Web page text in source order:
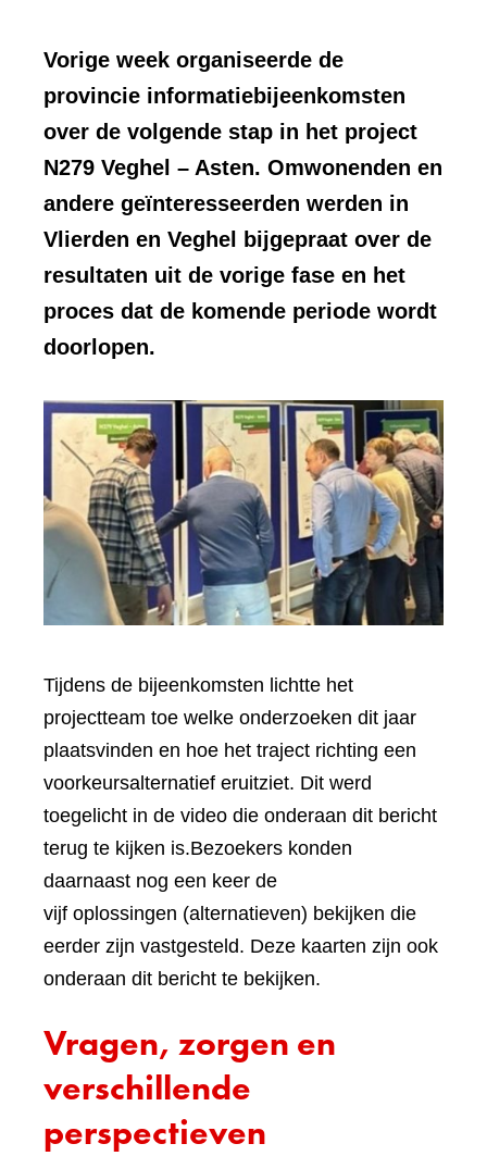
Vorige week organiseerde de
provincie informatiebijeenkomsten
over de volgende stap in het project
N279 Veghel – Asten. Omwonenden en
andere geïnteresseerden werden in
Vlierden en Veghel bijgepraat over de
resultaten uit de vorige fase en het
proces dat de komende periode wordt
doorlopen.
Tijdens de bijeenkomsten lichtte het
projectteam toe welke onderzoeken dit jaar
plaatsvinden en hoe het traject richting een
voorkeursalternatief eruitziet. Dit werd
toegelicht in de video die onderaan dit bericht
terug te kijken is.Bezoekers konden
daarnaast nog een keer de
vijf oplossingen (alternatieven) bekijken die
eerder zijn vastgesteld. Deze kaarten zijn ook
onderaan dit bericht te bekijken.
Vragen, zorgen en
verschillende
perspectieven